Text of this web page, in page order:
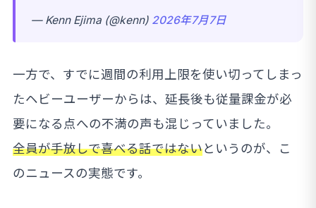
— Kenn Ejima (@kenn) 2026年7月7日
一方で、すでに週間の利用上限を使い切ってしまっ
たヘビーユーザーからは、延長後も従量課金が必
要になる点への不満の声も混じっていました。
全員が手放しで喜べる話ではないというのが、こ
のニュースの実態です。